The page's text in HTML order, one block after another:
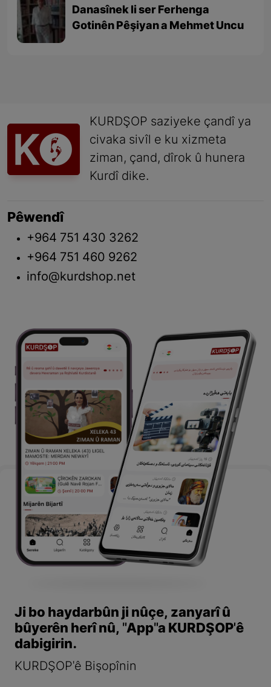
Danasînek li ser Ferhenga
Gotinên Pêşiyan a Mehmet Uncu
KURDŞOP saziyeke çandî ya
civaka sivîl e ku xizmeta
ziman, çand, dîrok û hunera
Kurdî dike.
Pêwendî
+964 751 430 3262
+964 751 460 9262
info@kurdshop.net
Ji bo haydarbûn ji nûçe, zanyarî û
bûyerên herî nû, "App"a KURDŞOP'ê
dabigirin.
KURDŞOP'ê Bişopînin